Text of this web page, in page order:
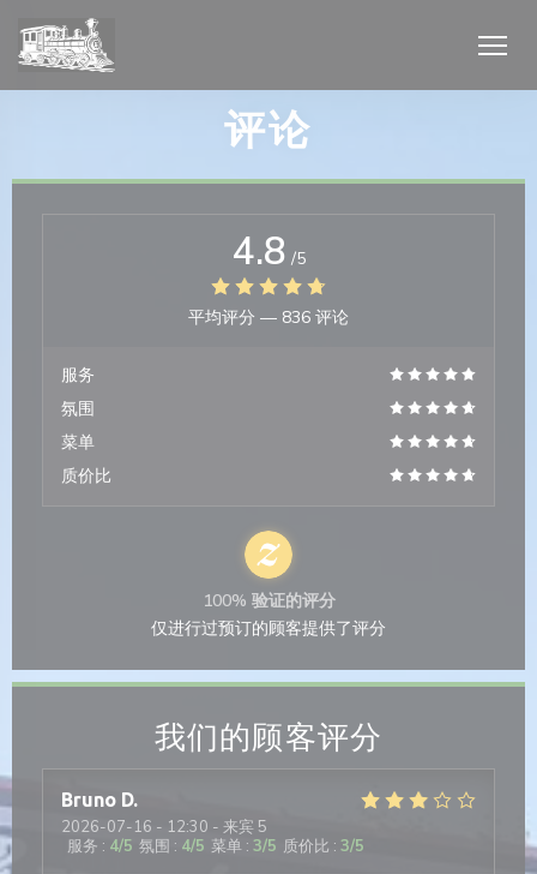
Cookie管理面板
评论
我们的顾客评分
Bruno D
2026-07-16 - 12:30 - 来宾 5
服务 : 4/5 氛围 : 4/5 菜单 : 3/5 质价比 : 3/5
4.8 /5
平均评分 — 836 评论
服务
氛围
菜单
质价比
100% 验证的评分
仅进行过预订的顾客提供了评分